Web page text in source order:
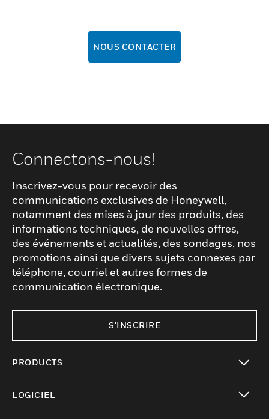
NOUS CONTACTER
Connectons-nous!
Inscrivez-vous pour recevoir des
communications exclusives de Honeywell,
notamment des mises à jour des produits, des
informations techniques, de nouvelles offres,
des événements et actualités, des sondages, nos
promotions ainsi que divers sujets connexes par
téléphone, courriel et autres formes de
communication électronique.
S'INSCRIRE
PRODUCTS
LOGICIEL